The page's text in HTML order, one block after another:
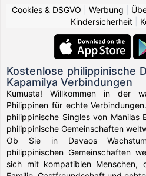
Cookies & DSGVO
Werbung
Kindersicherheit
Kostenlose philippinische
Kapamilya Verbindungen
Kumusta! Willkommen in der
Philippinen für echte
philippinische Singles von Manilas
philippinische Gemeinschaften
Ob Sie in Davaos
philippinischen Gemeinschaften
sich mit kompatiblen Menschen,